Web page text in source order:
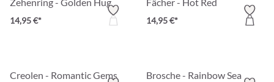
14,95 €* 14,95 €*
Creolen - Romantic Gems Brosche - Rainbow Sea